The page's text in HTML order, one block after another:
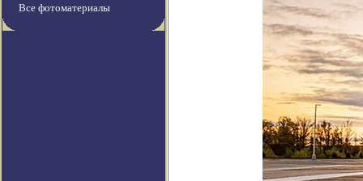
Все фотоматериалы